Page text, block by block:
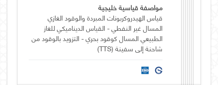
مواصفة قياسية خليجية
قياس الهيدروكربونات المبردة والوقود الغازي
المسال غير النفطي - القياس الديناميكي للغاز
الطبيعي المسال كوقود بحري - التزويد بالوقود من
شاحنة إلى سفينة (TTS)